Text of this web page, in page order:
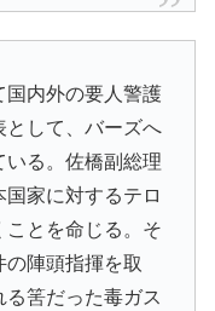
国内外の要人警護
して、バーズへ
る。佐橋副総理
家に対するテロ
とを命じる。そ
陣頭指揮を取
筈だった毒ガス